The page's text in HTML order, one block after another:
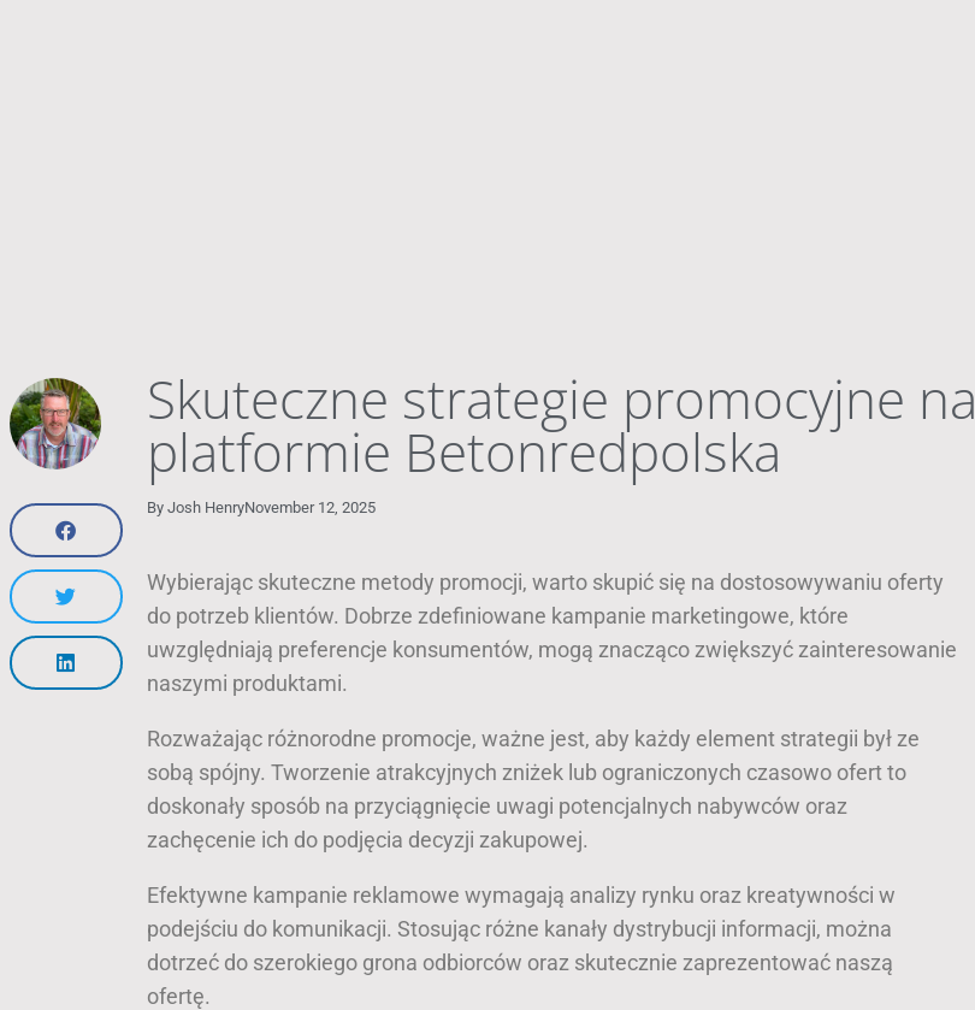
Skuteczne strategie promocyjne na
platformie Betonredpolska
By Josh HenryNovember 12, 2025
Wybierając skuteczne metody promocji, warto skupić się na dostosowywaniu oferty
do potrzeb klientów. Dobrze zdefiniowane kampanie marketingowe, które
uwzględniają preferencje konsumentów, mogą znacząco zwiększyć zainteresowanie
naszymi produktami.
Rozważając różnorodne promocje, ważne jest, aby każdy element strategii był ze
sobą spójny. Tworzenie atrakcyjnych zniżek lub ograniczonych czasowo ofert to
doskonały sposób na przyciągnięcie uwagi potencjalnych nabywców oraz
zachęcenie ich do podjęcia decyzji zakupowej.
Efektywne kampanie reklamowe wymagają analizy rynku oraz kreatywności w
podejściu do komunikacji. Stosując różne kanały dystrybucji informacji, można
dotrzeć do szerokiego grona odbiorców oraz skutecznie zaprezentować naszą
ofertę.